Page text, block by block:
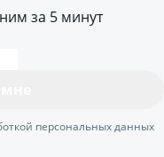
за 5 минут
персональных данных